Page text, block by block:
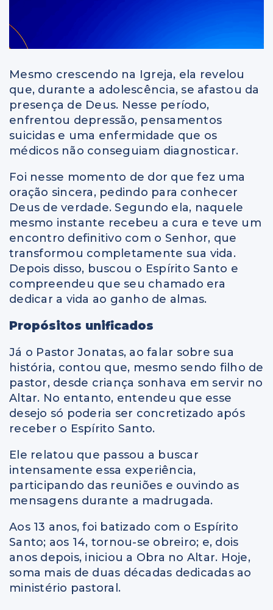
Mesmo crescendo na Igreja, ela revelou
que, durante a adolescência, se afastou da
presença de Deus. Nesse período,
enfrentou depressão, pensamentos
suicidas e uma enfermidade que os
médicos não conseguiam diagnosticar.
Foi nesse momento de dor que fez uma
oração sincera, pedindo para conhecer
Deus de verdade. Segundo ela, naquele
mesmo instante recebeu a cura e teve um
encontro definitivo com o Senhor, que
transformou completamente sua vida.
Depois disso, buscou o Espírito Santo e
compreendeu que seu chamado era
dedicar a vida ao ganho de almas.
Propósitos unificados
Já o Pastor Jonatas, ao falar sobre sua
história, contou que, mesmo sendo filho de
pastor, desde criança sonhava em servir no
Altar. No entanto, entendeu que esse
desejo só poderia ser concretizado após
receber o Espírito Santo.
Ele relatou que passou a buscar
intensamente essa experiência,
participando das reuniões e ouvindo as
mensagens durante a madrugada.
Aos 13 anos, foi batizado com o Espírito
Santo; aos 14, tornou-se obreiro; e, dois
anos depois, iniciou a Obra no Altar. Hoje,
soma mais de duas décadas dedicadas ao
ministério pastoral.